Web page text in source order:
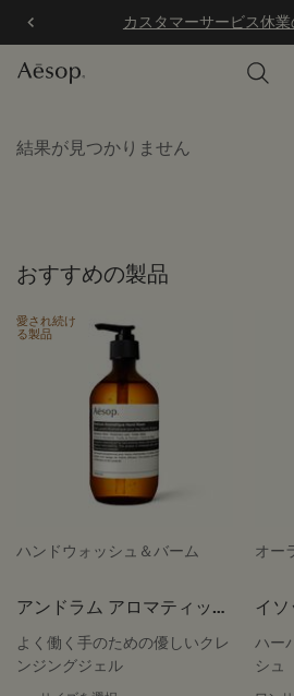
カスタマーサービス休
結果が見つかりません
おすすめの製品
愛され続け
る製品
ハンドウォッシュ＆バーム
アンドラム アロマティック
ハンドウォッシュ
よく働く手のための優しいクレ
ンジングジェル
オー
イ
スプ
ハー
シュ